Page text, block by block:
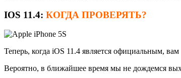
IOS 11.4: КОГДА ПРОВЕРЯТЬ?
Теперь, когда iOS 11.4 является официальным,
Вероятно, в ближайшее время мы не дождемся